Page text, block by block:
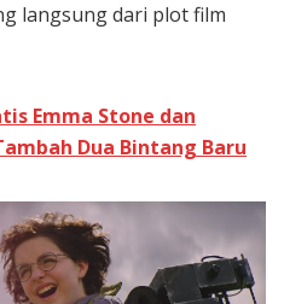
langsung dari plot film
Emma Stone dan
Dua Bintang Baru